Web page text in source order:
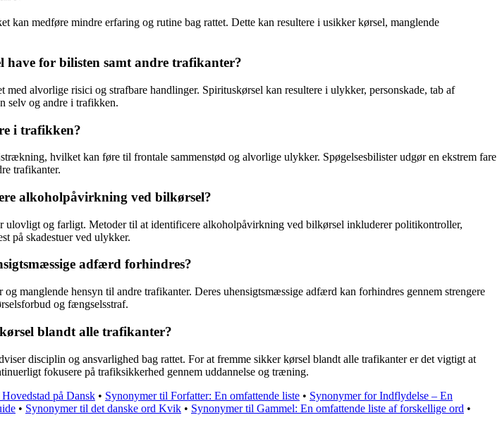
medføre mindre erfaring og rutine bag rattet. Dette kan resultere i usikker kørsel, manglende
have for bilisten samt andre trafikanter?
alvorlige risici og strafbare handlinger. Spirituskørsel kan resultere i ulykker, personskade, tab af
selv og andre i trafikken.
i trafikken?
hvilket kan føre til frontale sammenstød og alvorlige ulykker. Spøgelsesbilister udgør en ekstrem fare
trafikanter.
alkoholpåvirkning ved bilkørsel?
og farligt. Metoder til at identificere alkoholpåvirkning ved bilkørsel inkluderer politikontroller,
på skadestuer ved ulykker.
adfærd forhindres?
manglende hensyn til andre trafikanter. Deres uhensigtsmæssige adfærd kan forhindres gennem strengere
og fængselsstraf.
blandt alle trafikanter?
disciplin og ansvarlighed bag rattet. For at fremme sikker kørsel blandt alle trafikanter er det vigtigt at
fokusere på trafiksikkerhed gennem uddannelse og træning.
på Dansk • Synonymer til Forfatter: En omfattende liste • Synonymer for Indflydelse – En
• Synonymer til det danske ord Kvik • Synonymer til Gammel: En omfattende liste af forskellige ord •